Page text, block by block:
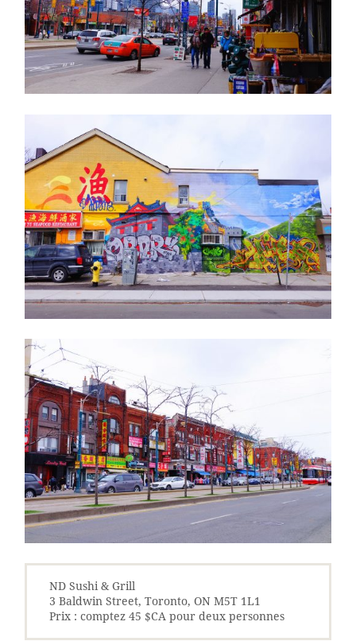
ND Sushi & Grill
3 Baldwin Street, Toronto, ON M5T 1L1
Prix : comptez 45 $CA pour deux personnes